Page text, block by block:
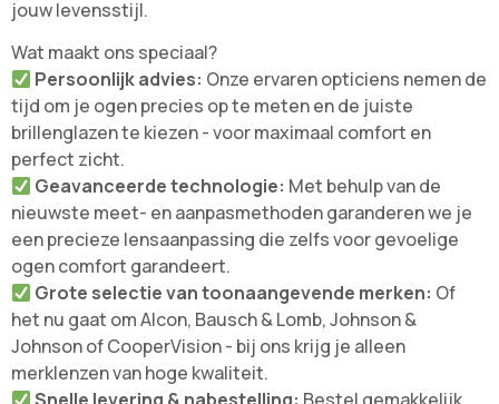
jouw levensstijl.
Wat maakt ons speciaal?
Persoonlijk advies: Onze ervaren opticiens nemen de
tijd om je ogen precies op te meten en de juiste
brillenglazen te kiezen - voor maximaal comfort en
perfect zicht.
Geavanceerde technologie: Met behulp van de
nieuwste meet- en aanpasmethoden garanderen we je
een precieze lensaanpassing die zelfs voor gevoelige
ogen comfort garandeert.
Grote selectie van toonaangevende merken: Of
het nu gaat om Alcon, Bausch & Lomb, Johnson &
Johnson of CooperVision - bij ons krijg je alleen
merklenzen van hoge kwaliteit.